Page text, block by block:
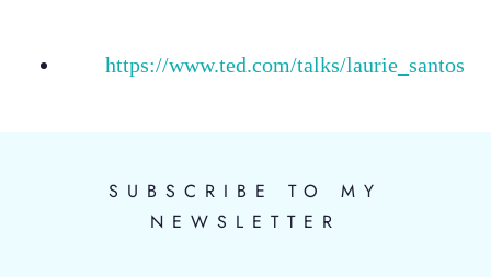
https://www.ted.com/talks/laurie_santos
SUBSCRIBE TO MY
NEWSLETTER